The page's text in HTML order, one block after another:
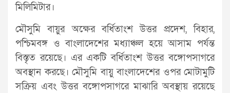
মিলিমিটার।
মৌসুমি বায়ুর অক্ষের বর্ধিতাংশ উত্তর প্রদেশ, বিহার,
পশ্চিমবঙ্গ ও বাংলাদেশের মধ্যাঞ্চল হয়ে আসাম পর্যন্ত
বিস্তৃত রয়েছে। এর একটি বর্ধিতাংশ উত্তর বঙ্গোপসাগরে
অবস্থান করছে। মৌসুমি বায়ু বাংলাদেশের ওপর মোটামুটি
সক্রিয় এবং উত্তর বঙ্গোপসাগরে মাঝারি অবস্থায় রয়েছে